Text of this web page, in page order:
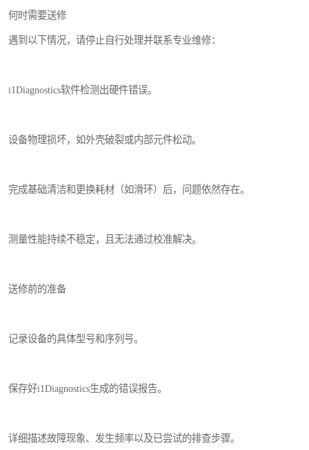
何时需要送修
遇到以下情况，请停止自行处理并联系专业维修：
i1Diagnostics软件检测出硬件错误。
设备物理损坏，如外壳破裂或内部元件松动。
完成基础清洁和更换耗材（如滑环）后，问题依然存在。
测量性能持续不稳定，且无法通过校准解决。
送修前的准备
记录设备的具体型号和序列号。
保存好i1Diagnostics生成的错误报告。
详细描述故障现象、发生频率以及已尝试的排查步骤。